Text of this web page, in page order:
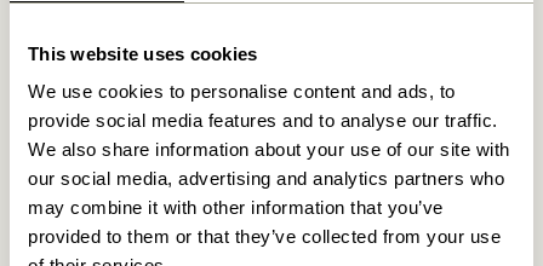
This website uses cookies
We use cookies to personalise content and ads, to
provide social media features and to analyse our traffic.
We also share information about your use of our site with
our social media, advertising and analytics partners who
may combine it with other information that you’ve
provided to them or that they’ve collected from your use
Relaterede varer